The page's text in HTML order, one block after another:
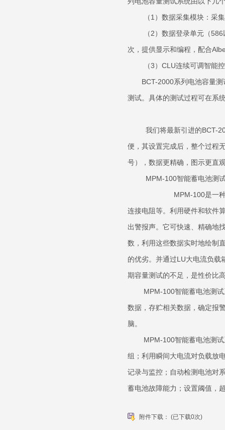
（1）数据采集模块：采
（2）数据登录单元（586以
次，提供显示和编程，配
（3）CLU连续可调智能控
BCT-2000系列电池容量测
测试。具体的测试过程可在
我们将最新引进的BCT-
便，其设置完成后，整个过程
号），数据更精确，图示更直
MPM-100智能
MPM-100是一种可设置
连接电阻等。利用硬件和软件
出警报声。它可快速、精确地
数，利用这些数据实时地绘制
的优劣。并通过LU大电流负载
期容量测试的不足，是性价比
MPM-100智能蓄电池测试系
数据，存贮相关数据，确定报
脑。
MPM-100智能蓄电池测试系
组；利用瞬间大电流对负载放
记录与监控；自动检测电池对
蓄电池故障能力；设置阈值，
附件下载： (已下载0次)